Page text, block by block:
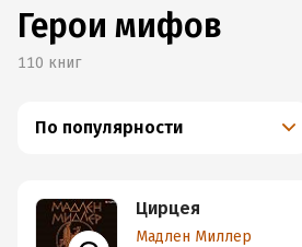
Герои мифов
110 книг
По популярности
Цирцея
Мадлен Миллер